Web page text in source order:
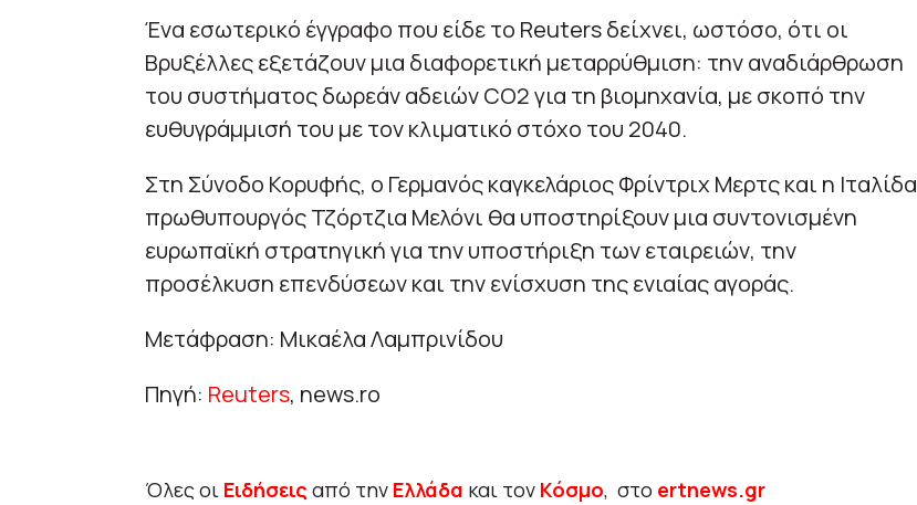
Ένα εσωτερικό έγγραφο που είδε το Reuters δείχνει, ωστόσο, ότι οι
Βρυξέλλες εξετάζουν μια διαφορετική μεταρρύθμιση: την αναδιάρθρωση
του συστήματος δωρεάν αδειών CO2 για τη βιομηχανία, με σκοπό την
ευθυγράμμισή του με τον κλιματικό στόχο του 2040.
Στη Σύνοδο Κορυφής, ο Γερμανός καγκελάριος Φρίντριχ Μερτς και η Ιταλίδα
πρωθυπουργός Τζόρτζια Μελόνι θα υποστηρίξουν μια συντονισμένη
ευρωπαϊκή στρατηγική για την υποστήριξη των εταιρειών, την
προσέλκυση επενδύσεων και την ενίσχυση της ενιαίας αγοράς.
Μετάφραση: Μικαέλα Λαμπρινίδου
Πηγή: Reuters, news.ro
Όλες οι Ειδήσεις από την Ελλάδα και τον Κόσμο, στο ertnews.gr